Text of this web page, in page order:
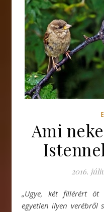
Ami
2016.
„Ugye, két fillérért öt verebet lehet venni? Mégis,
egyetlen ilyen verébről